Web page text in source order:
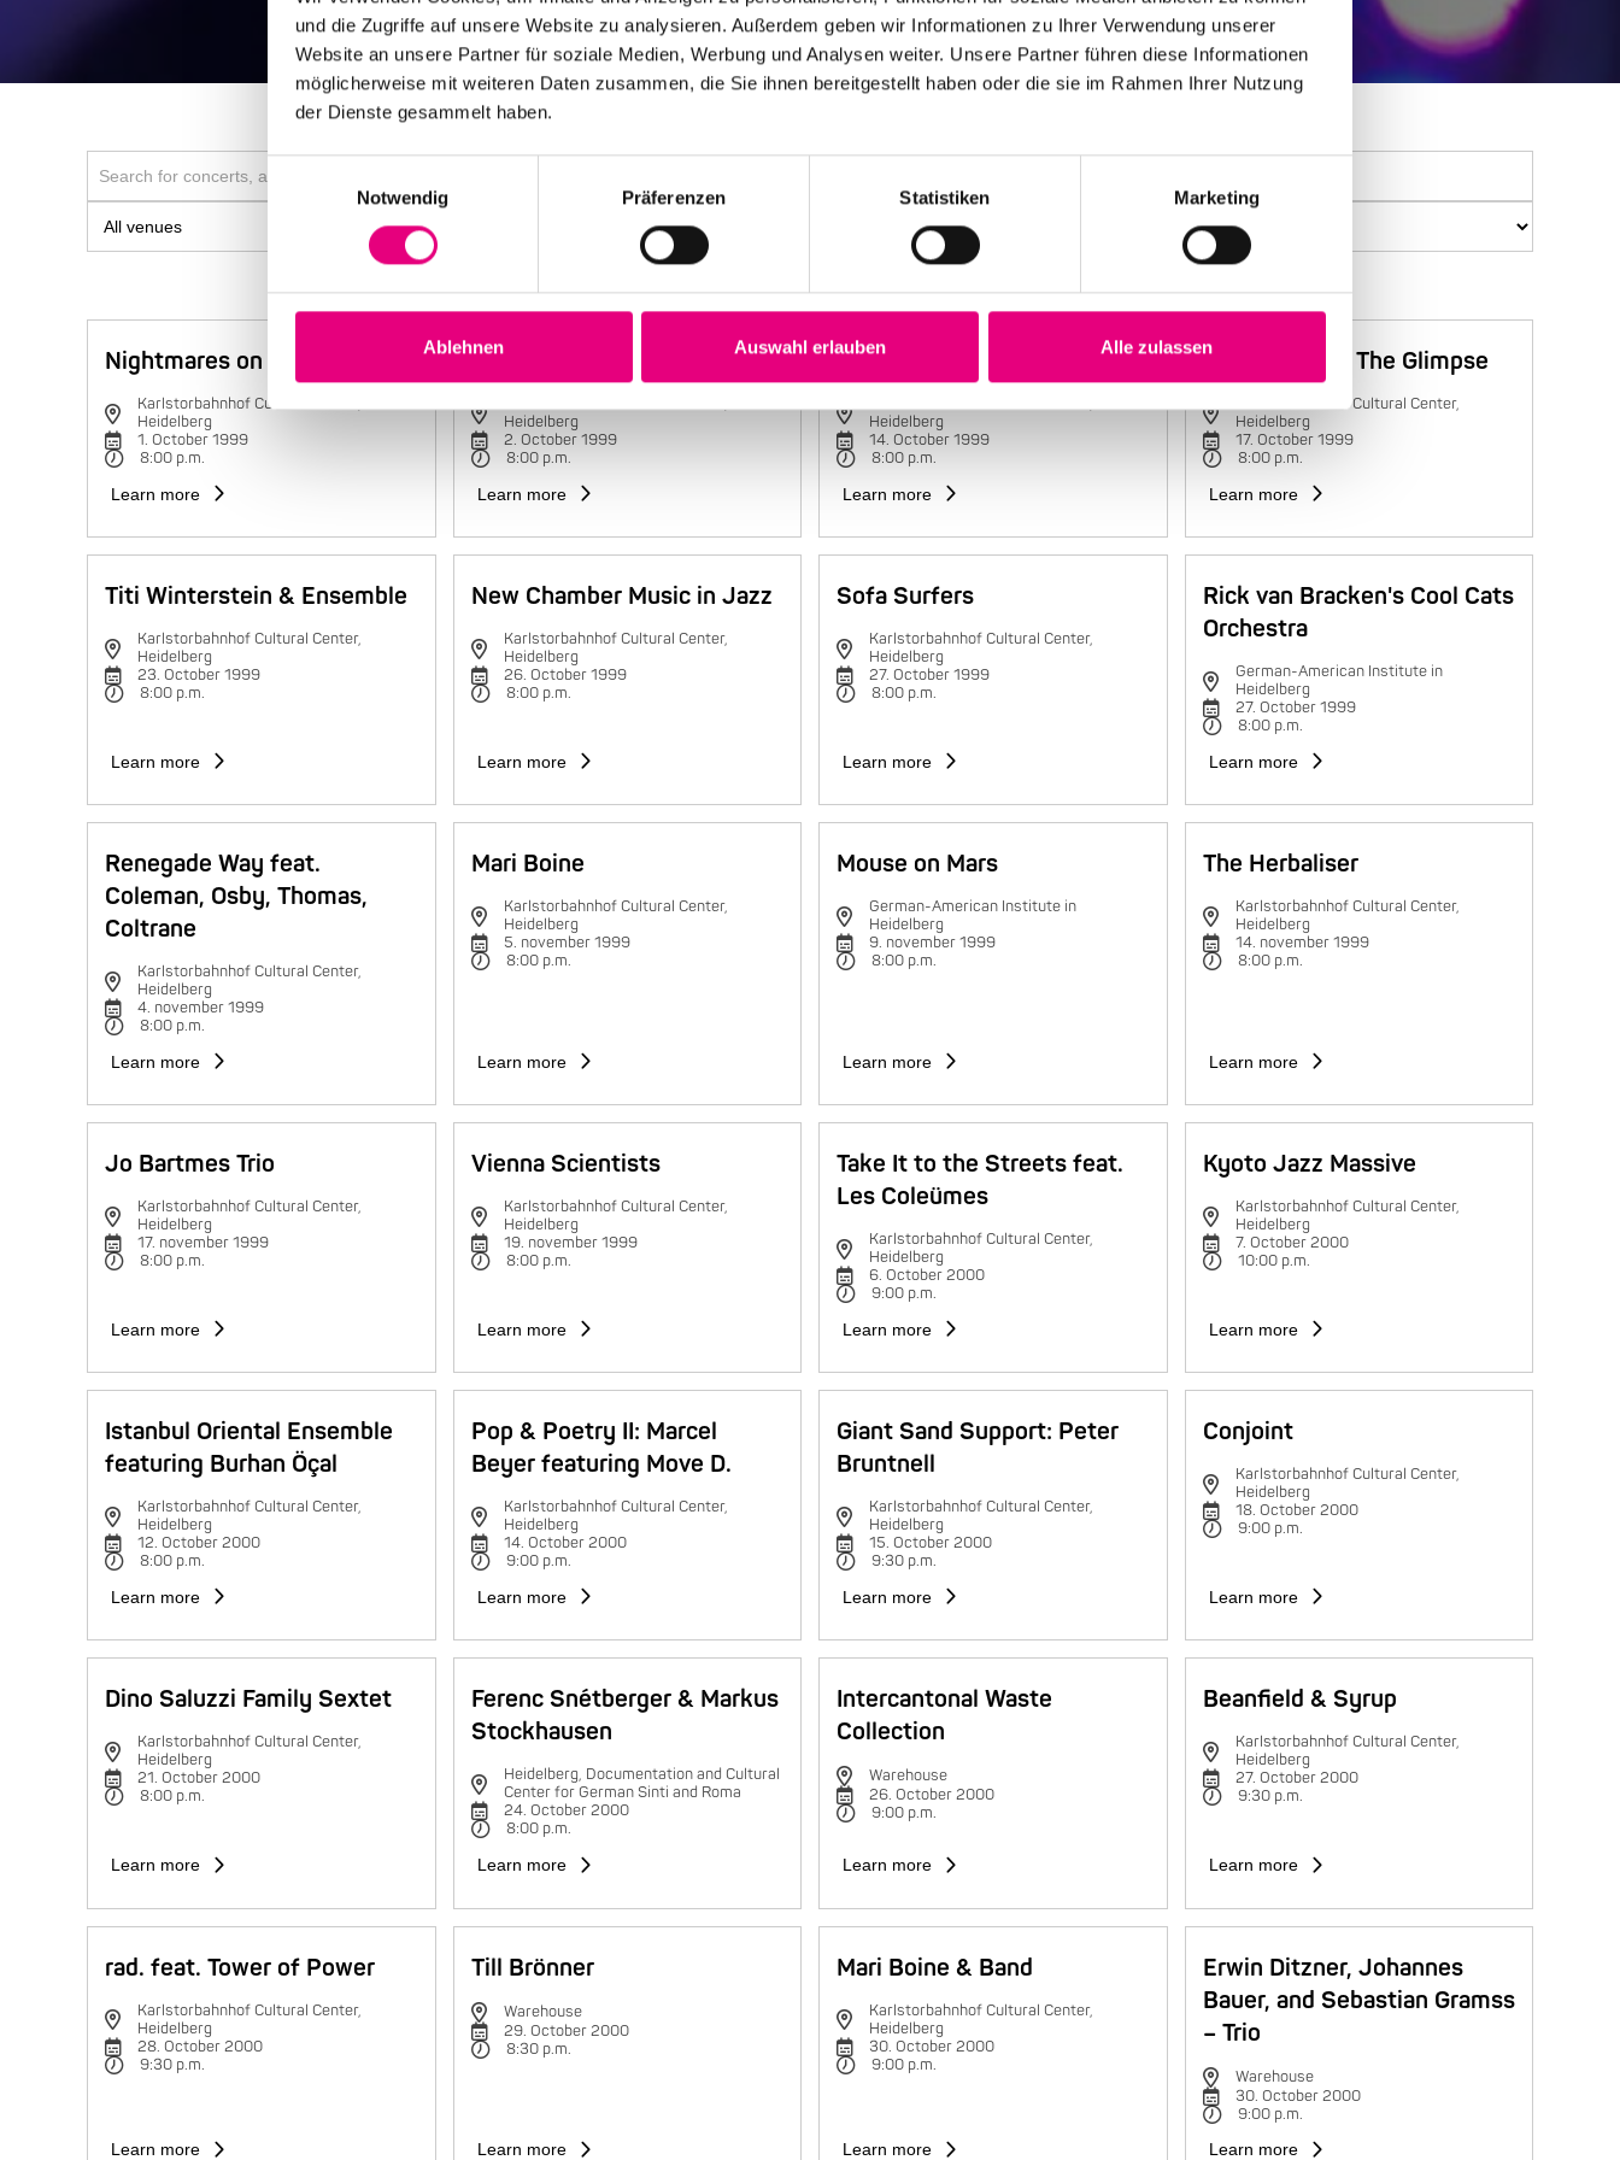
und die Zugriffe auf unsere Website zu analysieren. Außerdem geben wir Informationen zu Ihrer Verwendung unserer
Website an unsere Partner für soziale Medien, Werbung und Analysen weiter. Unsere Partner führen diese Informationen
möglicherweise mit weiteren Daten zusammen, die Sie ihnen bereitgestellt haben oder die sie im Rahmen Ihrer Nutzung
der Dienste gesammelt haben.
Notwendig
Präferenzen Statistiken Marketing
Ablehnen Auswahl erlauben Alle zulassen
Nightmares on Wax
Karlstorbahnhof Cultural Center,
Heidelberg
1. October 1999
8:00 p.m.
Learn more
Charlie Mariano Group
Heidelberg
2. October 1999
8:00 p.m.
Learn more
Maria João Trio
Heidelberg
14. October 1999
8:00 p.m.
Learn more
Trilok Gurtu & The Glimpse
Karlstorbahnhof Cultural Center,
Heidelberg
17. October 1999
8:00 p.m.
Learn more
Titi Winterstein & Ensemble
Karlstorbahnhof Cultural Center,
Heidelberg
23. October 1999
8:00 p.m.
Learn more
New Chamber Music in Jazz
Karlstorbahnhof Cultural Center,
Heidelberg
26. October 1999
8:00 p.m.
Learn more
Sofa Surfers
Karlstorbahnhof Cultural Center,
Heidelberg
27. October 1999
8:00 p.m.
Learn more
Rick van Bracken's Cool Cats
Orchestra
German-American Institute in
Heidelberg
27. October 1999
8:00 p.m.
Learn more
Renegade Way feat.
Coleman, Osby, Thomas,
Coltrane
Karlstorbahnhof Cultural Center,
Heidelberg
4. november 1999
8:00 p.m.
Learn more
Mari Boine
Karlstorbahnhof Cultural Center,
Heidelberg
5. november 1999
8:00 p.m.
Learn more
Mouse on Mars
German-American Institute in
Heidelberg
9. november 1999
8:00 p.m.
Learn more
The Herbaliser
Karlstorbahnhof Cultural Center,
Heidelberg
14. november 1999
8:00 p.m.
Learn more
Jo Bartmes Trio
Karlstorbahnhof Cultural Center,
Heidelberg
17. november 1999
8:00 p.m.
Learn more
Vienna Scientists
Karlstorbahnhof Cultural Center,
Heidelberg
19. november 1999
8:00 p.m.
Learn more
Take It to the Streets feat.
Les Coleümes
Karlstorbahnhof Cultural Center,
Heidelberg
6. October 2000
9:00 p.m.
Learn more
Kyoto Jazz Massive
Karlstorbahnhof Cultural Center,
Heidelberg
7. October 2000
10:00 p.m.
Learn more
Istanbul Oriental Ensemble
featuring Burhan Öçal
Karlstorbahnhof Cultural Center,
Heidelberg
12. October 2000
8:00 p.m.
Learn more
Pop & Poetry II: Marcel
Beyer featuring Move D.
Karlstorbahnhof Cultural Center,
Heidelberg
14. October 2000
9:00 p.m.
Learn more
Giant Sand Support: Peter
Bruntnell
Karlstorbahnhof Cultural Center,
Heidelberg
15. October 2000
9:30 p.m.
Learn more
Conjoint
Karlstorbahnhof Cultural Center,
Heidelberg
18. October 2000
9:00 p.m.
Learn more
Dino Saluzzi Family Sextet
Karlstorbahnhof Cultural Center,
Heidelberg
21. October 2000
8:00 p.m.
Learn more
Ferenc Snétberger & Markus
Stockhausen
Heidelberg, Documentation and Cultural
Center for German Sinti and Roma
24. October 2000
8:00 p.m.
Learn more
Intercantonal Waste
Collection
Warehouse
26. October 2000
9:00 p.m.
Learn more
Beanfield & Syrup
Karlstorbahnhof Cultural Center,
Heidelberg
27. October 2000
9:30 p.m.
Learn more
rad. feat. Tower of Power
Karlstorbahnhof Cultural Center,
Heidelberg
28. October 2000
9:30 p.m.
Learn more
Till Brönner
Warehouse
29. October 2000
8:30 p.m.
Learn more
Mari Boine & Band
Karlstorbahnhof Cultural Center,
Heidelberg
30. October 2000
9:00 p.m.
Learn more
Erwin Ditzner, Johannes
Bauer, and Sebastian Gramss
– Trio
Warehouse
30. October 2000
9:00 p.m.
Learn more